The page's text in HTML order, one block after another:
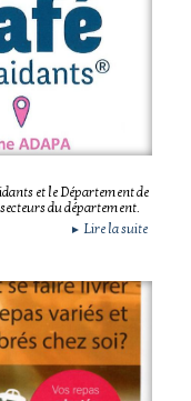
et le Département de
du département.
► Lire la suite